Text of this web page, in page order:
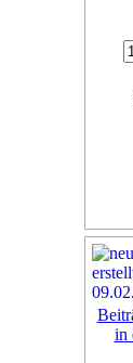
in